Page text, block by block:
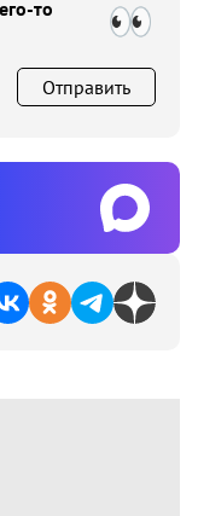
то
Отправить